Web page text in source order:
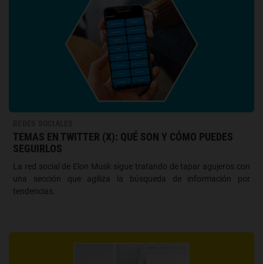
TEMAS EN TWITTER (X): QUÉ SON Y CÓMO PUEDES
SEGUIRLOS
La red social de Elon Musk sigue tratando de tapar agujeros con
una sección que agiliza la búsqueda de información por
tendencias.